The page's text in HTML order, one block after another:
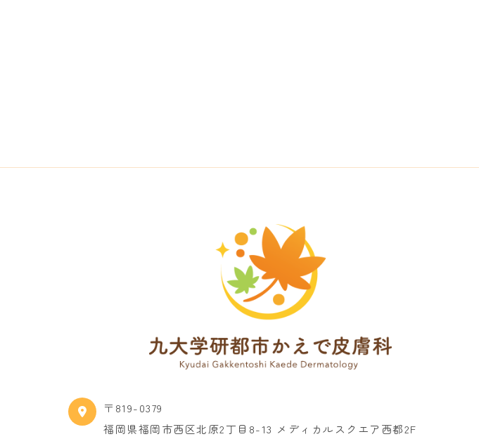
〒819-0379
福岡県福岡市西区北原2丁目8-13 メディカルスクエア西都2F